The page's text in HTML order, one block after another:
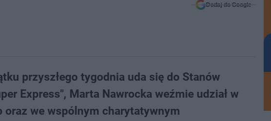
Dodaj do Google
przyszłego tygodnia uda się do Stanów
Express", Marta Nawrocka weźmie udział w
we wspólnym charytatywnym